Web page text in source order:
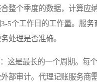
整个季度的数据，计算应
5个工作日的工作量。服
处理是否准确。
是最长的一个周期。每个
部审计。代理记账服务商